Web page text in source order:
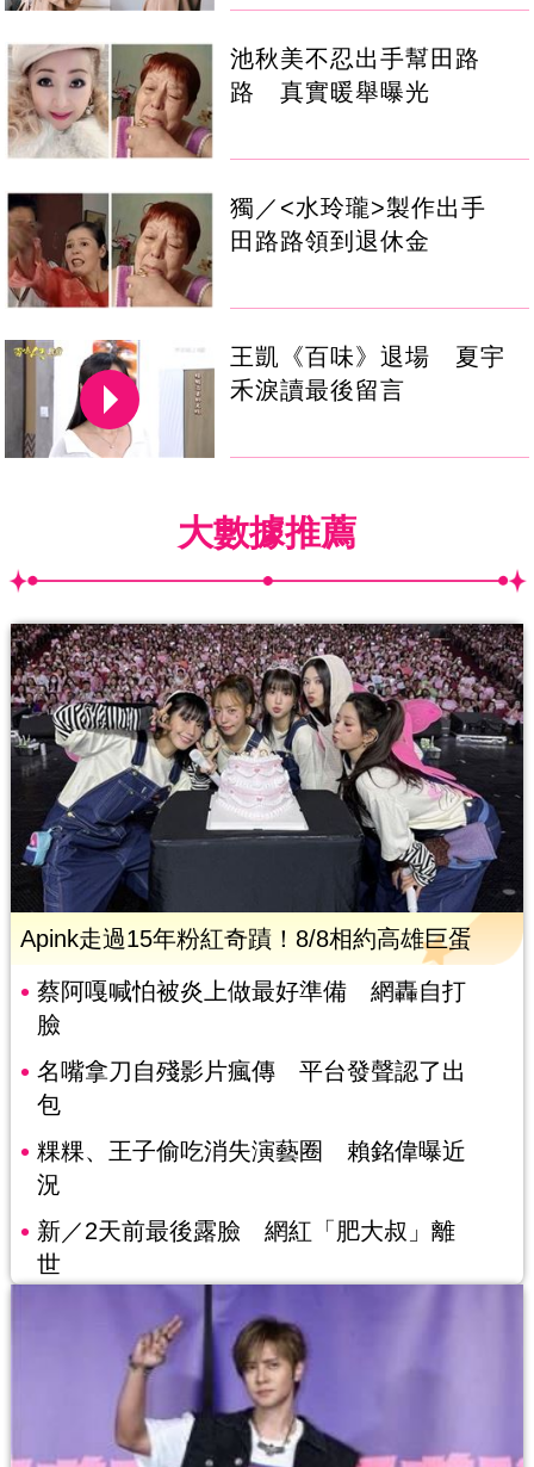
池秋美不忍出手幫田路
路 真實暖舉曝光
獨／<水玲瓏>製作出手
田路路領到退休金
王凱《百味》退場 夏宇
禾淚讀最後留言
大數據推薦
Apink走過15年粉紅奇蹟！8/8相約高雄巨蛋
蔡阿嘎喊怕被炎上做最好準備 網轟自打
臉
名嘴拿刀自殘影片瘋傳 平台發聲認了出
包
粿粿、王子偷吃消失演藝圈 賴銘偉曝近
況
新／2天前最後露臉 網紅「肥大叔」離
世